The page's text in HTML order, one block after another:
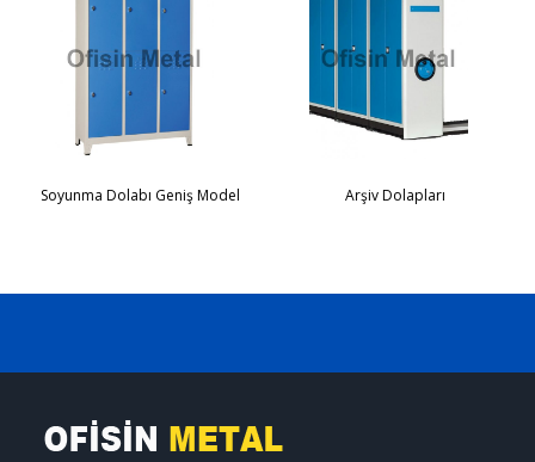
Soyunma Dolabı Geniş Model Arşiv Dolapları